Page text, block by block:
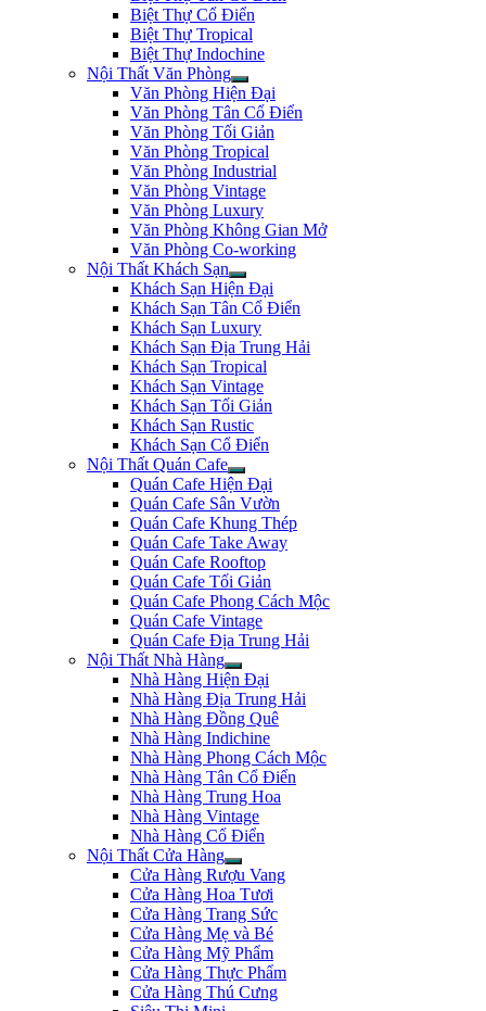
Biệt Thự Cổ Điển
Biệt Thự Tropical
Biệt Thự Indochine
Nội Thất Văn Phòng
Văn Phòng Hiện Đại
Văn Phòng Tân Cổ Điển
Văn Phòng Tối Giản
Văn Phòng Tropical
Văn Phòng Industrial
Văn Phòng Vintage
Văn Phòng Luxury
Văn Phòng Không Gian Mở
Văn Phòng Co-working
Nội Thất Khách Sạn
Khách Sạn Hiện Đại
Khách Sạn Tân Cổ Điển
Khách Sạn Luxury
Khách Sạn Địa Trung Hải
Khách Sạn Tropical
Khách Sạn Vintage
Khách Sạn Tối Giản
Khách Sạn Rustic
Khách Sạn Cổ Điển
Nội Thất Quán Cafe
Quán Cafe Hiện Đại
Quán Cafe Sân Vườn
Quán Cafe Khung Thép
Quán Cafe Take Away
Quán Cafe Rooftop
Quán Cafe Tối Giản
Quán Cafe Phong Cách Mộc
Quán Cafe Vintage
Quán Cafe Địa Trung Hải
Nội Thất Nhà Hàng
Nhà Hàng Hiện Đại
Nhà Hàng Địa Trung Hải
Nhà Hàng Đồng Quê
Nhà Hàng Indichine
Nhà Hàng Phong Cách Mộc
Nhà Hàng Tân Cổ Điển
Nhà Hàng Trung Hoa
Nhà Hàng Vintage
Nhà Hàng Cổ Điển
Nội Thất Cửa Hàng
Cửa Hàng Rượu Vang
Cửa Hàng Hoa Tươi
Cửa Hàng Trang Sức
Cửa Hàng Mẹ và Bé
Cửa Hàng Mỹ Phẩm
Cửa Hàng Thực Phẩm
Cửa Hàng Thú Cưng